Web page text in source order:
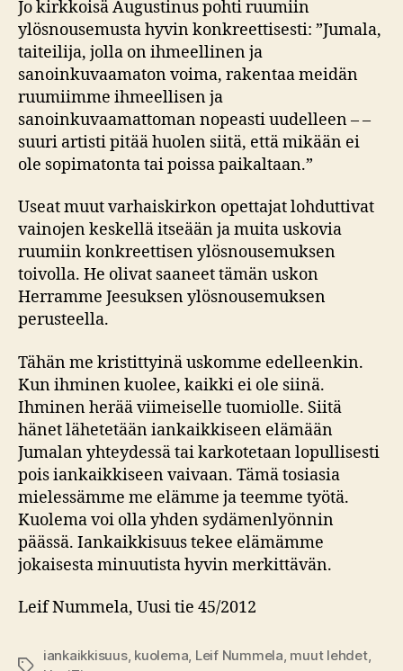
Jo kirkkoisä Augustinus pohti ruumiin
ylösnousemusta hyvin konkreettisesti: ”Jumala,
taiteilija, jolla on ihmeellinen ja
sanoinkuvaamaton voima, rakentaa meidän
ruumiimme ihmeellisen ja
sanoinkuvaamattoman nopeasti uudelleen – –
suuri artisti pitää huolen siitä, että mikään ei
ole sopimatonta tai poissa paikaltaan.”
Useat muut varhaiskirkon opettajat lohduttivat
vainojen keskellä itseään ja muita uskovia
ruumiin konkreettisen ylösnousemuksen
toivolla. He olivat saaneet tämän uskon
Herramme Jeesuksen ylösnousemuksen
perusteella.
Tähän me kristittyinä uskomme edelleenkin.
Kun ihminen kuolee, kaikki ei ole siinä.
Ihminen herää viimeiselle tuomiolle. Siitä
hänet lähetetään iankaikkiseen elämään
Jumalan yhteydessä tai karkotetaan lopullisesti
pois iankaikkiseen vaivaan. Tämä tosiasia
mielessämme me elämme ja teemme työtä.
Kuolema voi olla yhden sydämenlyönnin
päässä. Iankaikkisuus tekee elämämme
jokaisesta minuutista hyvin merkittävän.
Leif Nummela, Uusi tie 45/2012
Avainsanat
iankaikkisuus, kuolema, Leif Nummela, muut lehdet,